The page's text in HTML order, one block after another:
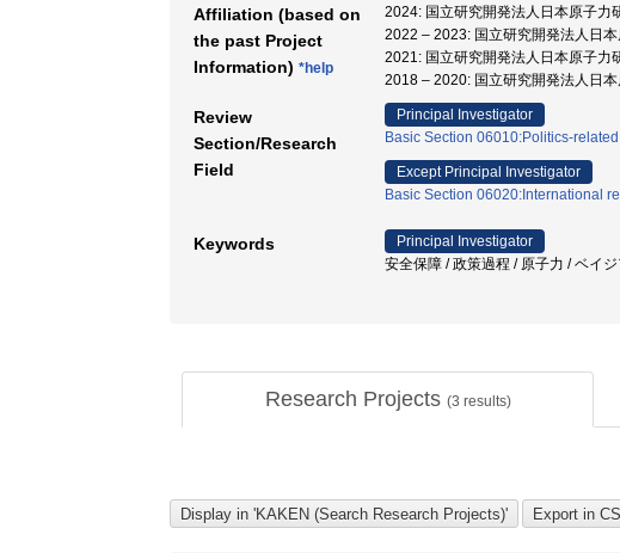
Affiliation (based on
the past Project
Information) *help
2024: 国立研究開発法人日本原子力
2022 – 2023: 国立研究開発法人日
2021: 国立研究開発法人日本原子力
2018 – 2020: 国立研究開発法人日
Review
Section/Research
Field
Principal Investigator
Basic Section 06010:Politics-related
Except Principal Investigator
Basic Section 06020:International
Keywords
Principal Investigator
安全保障 / 政策過程 / 原子力 / ベイ
Research Projects (3 results)